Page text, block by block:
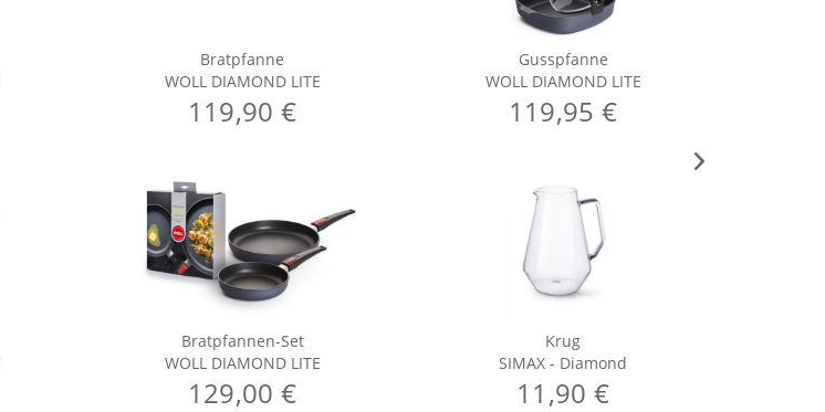
Bratpfanne
WOLL DIAMOND LITE
119,90 €
Bratpfannen-Set
WOLL DIAMOND LITE
129,00 €
Gusspfanne
WOLL DIAMOND LITE
119,95 €
Krug
SIMAX - Diamond
11,90 €